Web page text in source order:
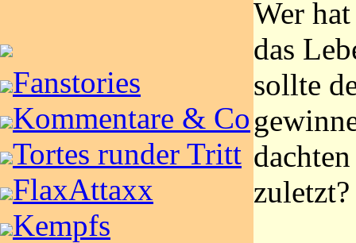
Fanstories
Kommentare & Co
Tortes runder Tritt
FlaxAttaxx
Kempfs
Wer
das
sollte
zuletzt?